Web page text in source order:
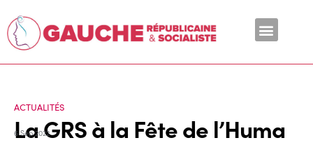
ACTUALITÉS
La GRS à la Fête de l’Huma
6 Sep 2022